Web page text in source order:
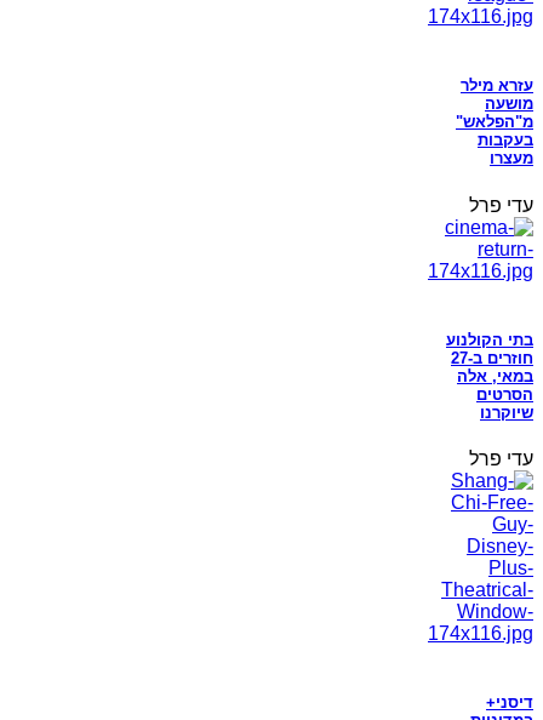
עזרא מילר
מושעה
מ"הפלאש"
בעקבות
מעצרו
עדי פרל
בתי הקולנוע
חוזרים ב-27
במאי, אלה
הסרטים
שיוקרנו
עדי פרל
דיסני+